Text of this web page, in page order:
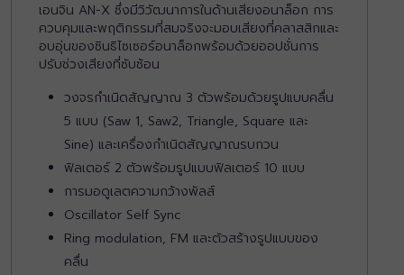
เอนจิน AN-X ซึ่งมีวิวัฒนาการในด้านเสียงอนาล็อก การ
ควบคุมและพฤติกรรมที่สมจริงจะมอบเสียงที่คลาสสิกและ
อบอุ่นของซินธิไซเซอร์อนาล็อกพร้อมด้วยออปชั่นการ
ปรับช่วงเสียงที่ซับซ้อน
วงจรกําเนิดสัญญาณ 3 ตัวพร้อมด้วยรูปแบบคลื่น
5 แบบ (Saw 1, Saw2, Triangle, Square และ
Sine) และเครื่องกำเนิดสัญญาณรบกวน
ฟิลเตอร์ 2 ตัวพร้อมรูปแบบฟิลเตอร์ 10 แบบ
การมอดูเลตความกว้างพัลส์
Oscillator Self Sync
Ring modulation, FM และตัวสร้างรูปแบบของ
คลื่น